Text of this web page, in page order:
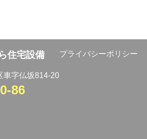
住宅設備
車字仏坂814-20
86
プライバシーポリシー